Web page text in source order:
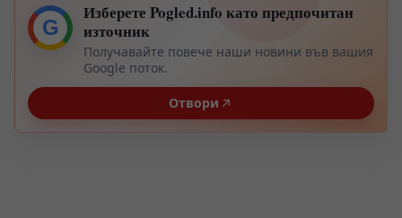
G
Изберете Pogled.info като предпочитан
източник
Получавайте повече наши новини във вашия
Google поток.
Отвори